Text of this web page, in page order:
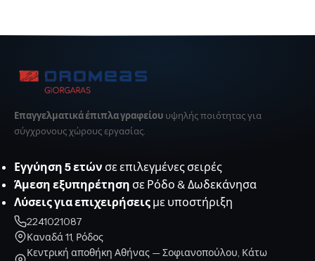
Επαγγελματικά έπιπλα γραφείου υψηλής ποιότητας για
σύγχρονους χώρους εργασίας.
Εγγύηση 5 ετών σε επιλεγμένες σειρές
Άμεση εξυπηρέτηση σε Ρόδο & Δωδεκάνησα
Λύσεις για επιχειρήσεις με υποστήριξη
2241021087
Καναδά 11, Ρόδος
Κεντρική αποθήκη Αθήνας — Σοφιανοπούλου, Κάτω